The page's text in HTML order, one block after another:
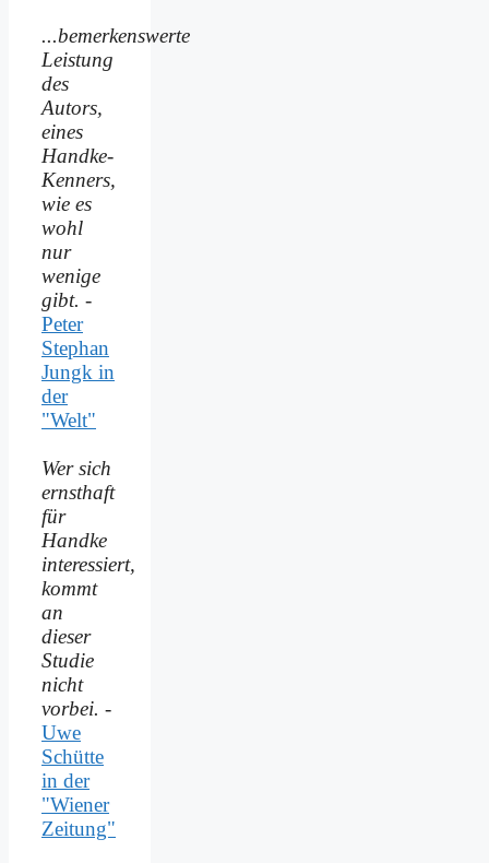
...bemerkenswerte
Leistung
des
Autors,
eines
Handke-
Kenners,
wie es
wohl
nur
wenige
gibt. -
Peter
Stephan
Jungk in
der
"Welt"
Wer sich
ernsthaft
für
Handke
interessiert,
kommt
an
dieser
Studie
nicht
vorbei. -
Uwe
Schütte
in der
"Wiener
Zeitung"